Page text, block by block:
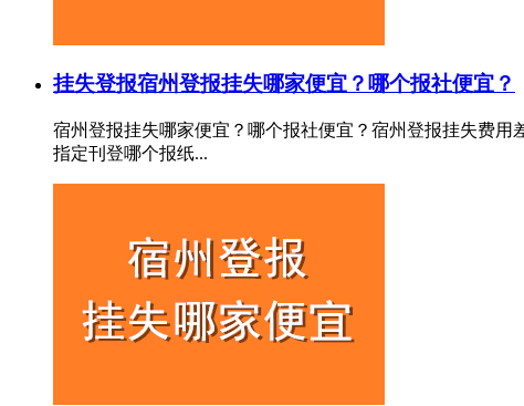
挂失登报宿州登报挂失哪家便宜？哪个报社便宜？
宿州登报挂失哪家便宜？哪个报社便宜？宿州登报挂失费
指定刊登哪个报纸...